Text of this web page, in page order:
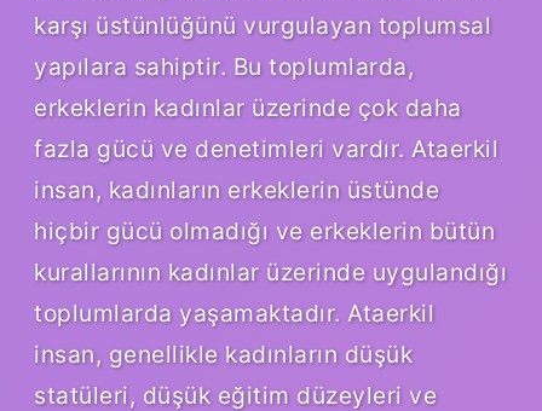
karşı üstünlüğünü vurgulayan toplumsal
yapılara sahiptir. Bu toplumlarda,
erkeklerin kadınlar üzerinde çok daha
fazla gücü ve denetimleri vardır. Ataerkil
insan, kadınların erkeklerin üstünde
hiçbir gücü olmadığı ve erkeklerin bütün
kurallarının kadınlar üzerinde uygulandığı
toplumlarda yaşamaktadır. Ataerkil
insan, genellikle kadınların düşük
statüleri, düşük eğitim düzeyleri ve